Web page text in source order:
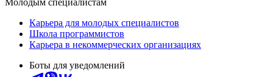
Карьера для молодых специалистов
Школа программистов
Карьера в некоммерческих организациях
Боты для уведомлений